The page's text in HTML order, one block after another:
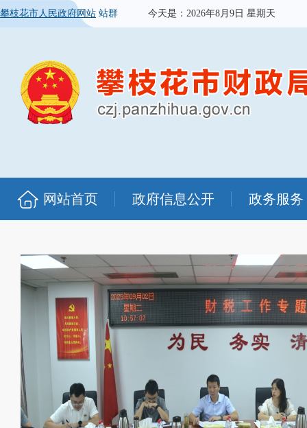
攀枝花市人民政府网站 站群 今天是： 2026年8月9日 星期天
网站首页 政府信息公开 政务服务